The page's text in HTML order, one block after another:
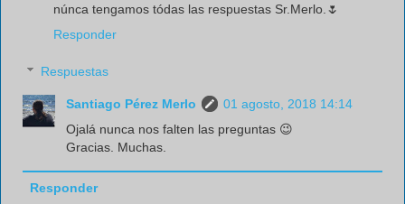
núnca tengamos tódas las respuestas Sr.Merlo.🌷
Responder
Respuestas
Santiago Pérez Merlo
01 agosto, 2018 14:14
Ojalá nunca nos falten las preguntas 😉
Gracias. Muchas.
Responder